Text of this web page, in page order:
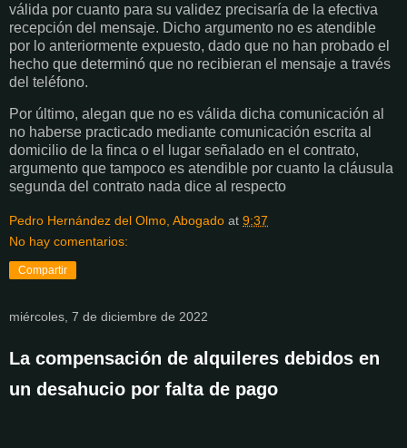
válida por cuanto para su validez precisaría de la efectiva
recepción del mensaje. Dicho argumento no es atendible
por lo anteriormente expuesto, dado que no han probado el
hecho que determinó que no recibieran el mensaje a través
del teléfono.
Por último, alegan que no es válida dicha comunicación al
no haberse practicado mediante comunicación escrita al
domicilio de la finca o el lugar señalado en el contrato,
argumento que tampoco es atendible por cuanto la cláusula
segunda del contrato nada dice al respecto
Pedro Hernández del Olmo, Abogado at 9:37
No hay comentarios:
Compartir
miércoles, 7 de diciembre de 2022
La compensación de alquileres debidos en
un desahucio por falta de pago